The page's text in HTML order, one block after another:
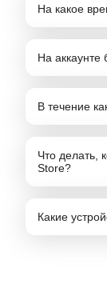
На какое
На аккаунте
В течение
Что делать,
Store?
Какие